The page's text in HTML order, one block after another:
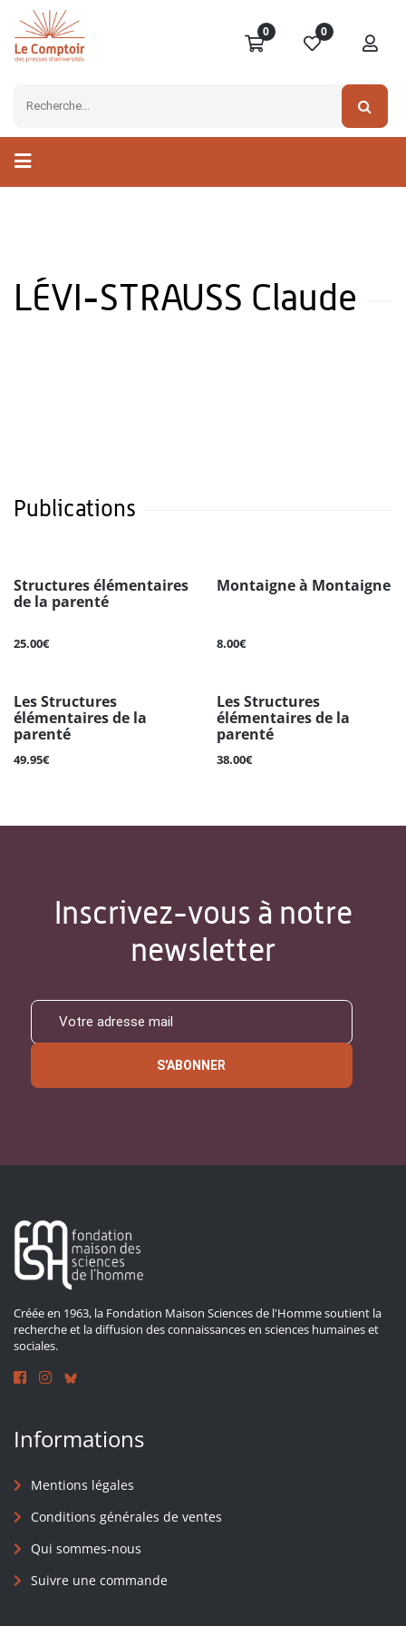
0 0
LÉVI-STRAUSS Claude
Publications
Structures élémentaires
de la parenté
25.00€
Montaigne à Montaigne
8.00€
Les Structures
élémentaires de la
parenté
49.95€
Les Structures
élémentaires de la
parenté
38.00€
Inscrivez-vous à notre
newsletter
S'ABONNER
Créée en 1963, la Fondation Maison Sciences de l'Homme soutient la
recherche et la diffusion des connaissances en sciences humaines et
sociales.
Informations
Mentions légales
Conditions générales de ventes
Qui sommes-nous
Suivre une commande